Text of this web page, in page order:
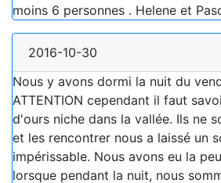
moins 6 personnes . Helene et
2016-10-30
Nous y avons dormi la nuit du
ATTENTION cependant il faut
d'ours niche dans la vallée. Ils ne
et les rencontrer nous a laissé un
impérissable. Nous avons eu la
lorsque pendant la nuit, nous